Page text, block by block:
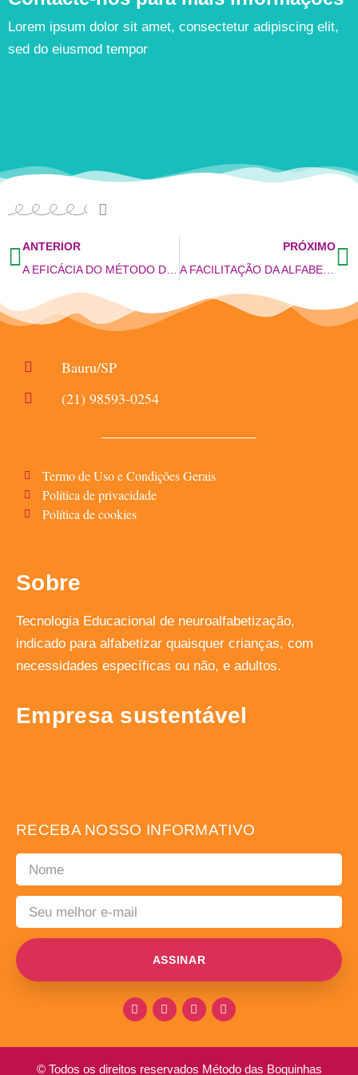
Lorem ipsum dolor sit amet, consectetur adipiscing elit,
sed do eiusmod tempor
ANTERIOR PRÓXIMO
A FACILITAÇÃO DA ALFABETIZAÇÃO NA EDUCAÇÃO DE JOVENS E ADULTOS PELO MÉTODO FONOVISUOARTICULATÓRIO – BOQUINHAS
Bauru/SP
(21) 98593-0254
Termo de Uso e Condições Gerais
Política de privacidade
Política de cookies
Sobre
Tecnologia Educacional de neuroalfabetização,
indicado para alfabetizar quaisquer crianças, com
necessidades específicas ou não, e adultos.
Empresa sustentável
RECEBA NOSSO INFORMATIVO
ASSINAR
© Todos os direitos reservados Método das Boquinhas